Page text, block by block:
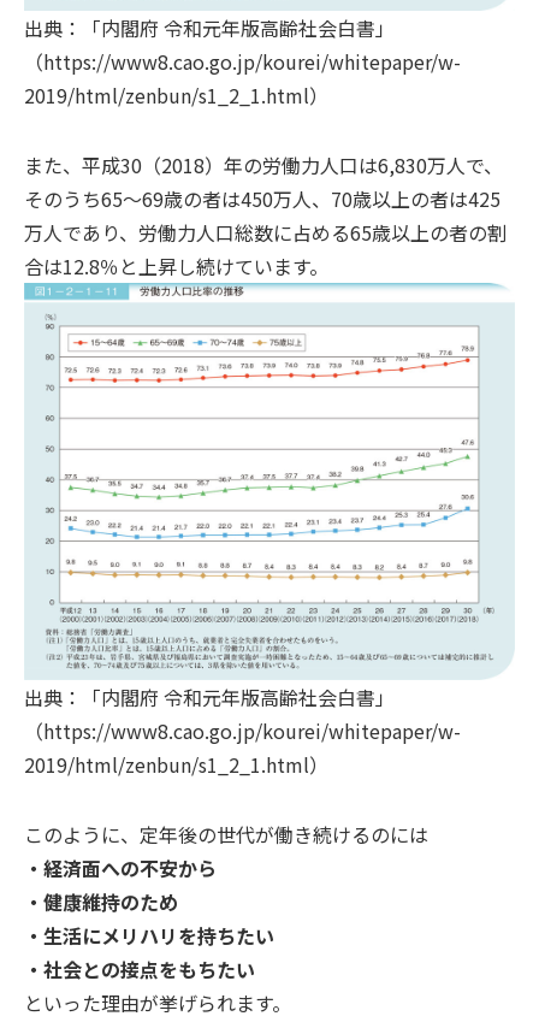
出典：「内閣府 令和元年版高齢社会白書」
（https://www8.cao.go.jp/kourei/whitepaper/w-
2019/html/zenbun/s1_2_1.html）
また、平成30（2018）年の労働力人口は6,830万人で、
そのうち65～69歳の者は450万人、70歳以上の者は425
万人であり、労働力人口総数に占める65歳以上の者の割
合は12.8％と上昇し続けています。
出典：「内閣府 令和元年版高齢社会白書」
（https://www8.cao.go.jp/kourei/whitepaper/w-
2019/html/zenbun/s1_2_1.html）
このように、定年後の世代が働き続けるのには
・経済面への不安から
・健康維持のため
・生活にメリハリを持ちたい
・社会との接点をもちたい
といった理由が挙げられます。